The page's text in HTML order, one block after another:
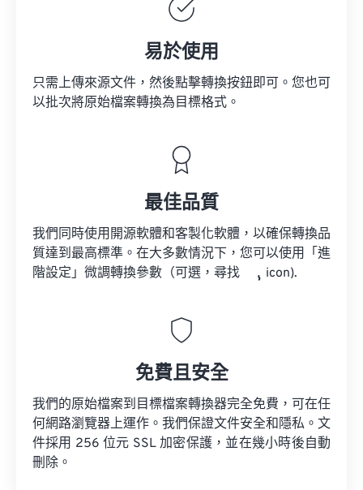
易於使用
只需上傳來源文件，然後點擊轉換按鈕即可。您也可
以批次將原始檔案轉換為目標格式。
最佳品質
我們同時使用開源軟體和客製化軟體，以確保轉換品
質達到最高標準。在大多數情況下，您可以使用「進
階設定」微調轉換參數（可選，尋找
icon).
免費且安全
我們的原始檔案到目標檔案轉換器完全免費，可在任
何網路瀏覽器上運作。我們保證文件安全和隱私。文
件採用 256 位元 SSL 加密保護，並在幾小時後自動
刪除。